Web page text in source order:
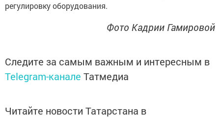
регулировку оборудования.
Фото Кадрии Гамировой
Следите за самым важным и интересным в
Telegram-канале Татмедиа
Читайте новости Татарстана в